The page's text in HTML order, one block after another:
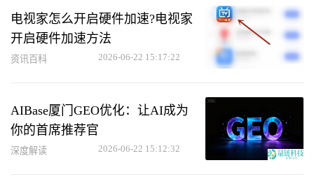
电视家怎么开启硬件加速?电视家
开启硬件加速方法
资讯百科 2026-06-22 15:17:22
AIBase厦门GEO优化：让AI成为
你的首席推荐官
深度解读 2026-06-22 15:12:32